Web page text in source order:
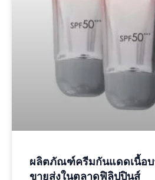
ผลิตภัณฑ์ครีมกันแดดเนื้อบ
ขายส่งในตลาดฟิลิปปินส์